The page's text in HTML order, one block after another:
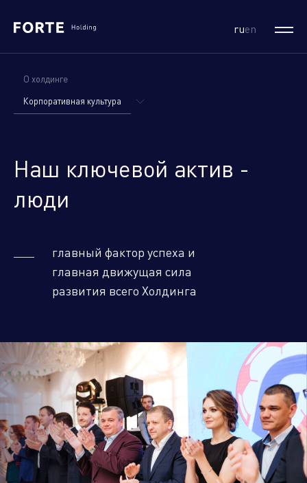
ruen
Торговые
компании
Производственный
кластер
Сервисные
активы
О холдинге
Корпоративная культура
Рекламная кампания
Наш ключевой актив -
люди
главный фактор успеха и
главная движущая сила
развития всего Холдинга